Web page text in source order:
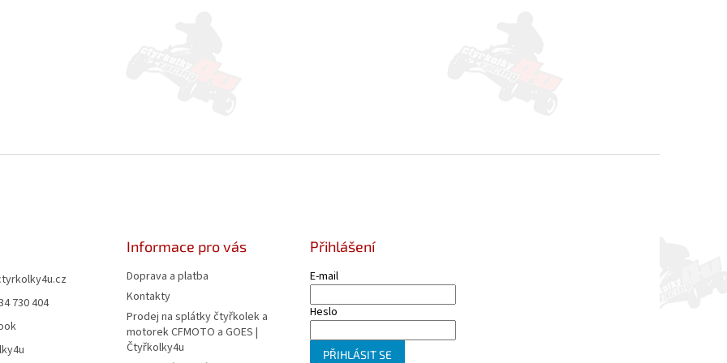
730 404
Informace pro vás
Doprava a platba
Kontakty
Prodej na splátky čtyřkolek a
motorek CFMOTO a GOES |
Čtyřkolky4u
Přihlášení
E-mail
Heslo
PŘIHLÁSIT SE